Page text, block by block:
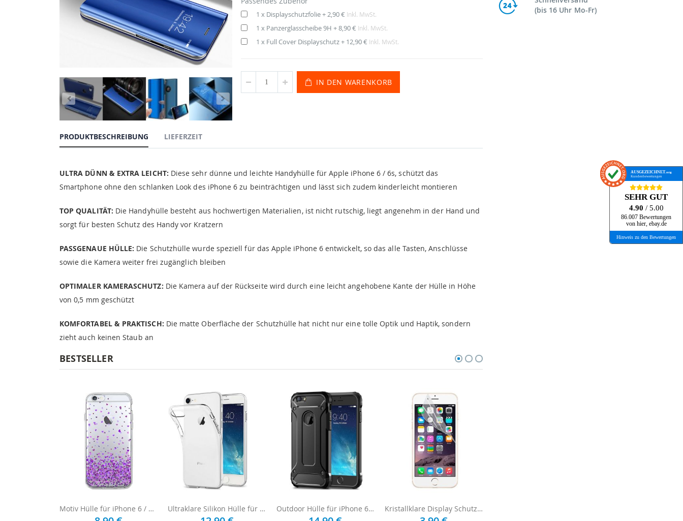
1 x Displayschutzfolie+2,90 € Inkl. MwSt.
1 x Panzerglasscheibe 9H+8,90 € Inkl. MwSt.
1 x Full Cover Displayschutz+ 12,90 € Inkl. MwSt.
IN DEN WARENKORB
PRODUKTBESCHREIBUNG
ULTRA DÜNN & EXTRA LEICHT: Diese sehr dünne und leichte Handyhülle für Apple iPhone 6 / 6s, schützt das
Smartphone ohne den schlanken Look des iPhone 6 zu beinträchtigen und lässt sich zudem kinderleicht montieren
TOP QUALITÄT: Die Handyhülle besteht aus hochwertigen Materialien, ist nicht rutschig, liegt angenehm in der Hand und
sorgt für besten Schutz des Handy vor Kratzern
PASSGENAUE HÜLLE: Die Schutzhülle wurde speziell für das Apple iPhone 6 entwickelt, so das alle Tasten, Anschlüsse
sowie die Kamera weiter frei zugänglich bleiben
OPTIMALER KAMERASCHUTZ: Die Kamera auf der Rückseite wird durch eine leicht angehobene Kante der Hülle in Höhe
von 0,5 mm geschützt
KOMFORTABEL & PRAKTISCH: Die matte Oberfläche der Schutzhülle hat nicht nur eine tolle Optik und Haptik, sondern
zieht auch keinen Staub an
LIEFERZEIT
BESTSELLER
Motiv Hülle für iPhone 6 / 6s - Lila Herzen Ultraklare Silikon Hülle für iPhone 6 / 6s - Transparent Outdoor Hülle für iPhone 6 / 6s - Schwarz Kristallklare Display Schutzfolie für iPhone 6 / 6s
(bis 16 Uhr Mo-Fr)
AUSGEZEICHNET.org
Kundenbewertungen
SEHR GUT
4.90 / 5.00
86.007 Bewertungen
von hier, ebay.de
Hinweis zu den Bewertungen